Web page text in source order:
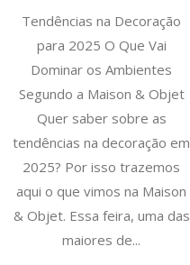
Tendências na Decoração
para 2025 O Que Vai
Dominar os Ambientes
Segundo a Maison & Objet
Quer saber sobre as
tendências na decoração em
2025? Por isso trazemos
aqui o que vimos na Maison
& Objet. Essa feira, uma das
maiores de...